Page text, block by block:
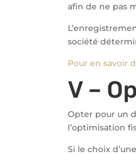
afin de ne pas
société
Pour en savoir
V –
Opter pour un
l’optimisation
Si le choix